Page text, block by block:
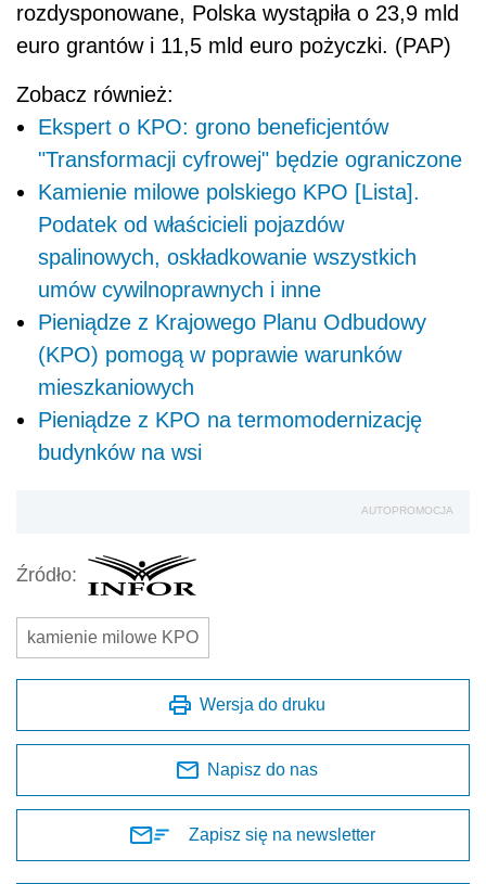
rozdysponowane, Polska wystąpiła o 23,9 mld
euro grantów i 11,5 mld euro pożyczki. (PAP)
Zobacz również:
Ekspert o KPO: grono beneficjentów
"Transformacji cyfrowej" będzie ograniczone
Kamienie milowe polskiego KPO [Lista].
Podatek od właścicieli pojazdów
spalinowych, oskładkowanie wszystkich
umów cywilnoprawnych i inne
Pieniądze z Krajowego Planu Odbudowy
(KPO) pomogą w poprawie warunków
mieszkaniowych
Pieniądze z KPO na termomodernizację
budynków na wsi
AUTOPROMOCJA
Źródło:
kamienie milowe KPO
Wersja do druku
Napisz do nas
Zapisz się na newsletter